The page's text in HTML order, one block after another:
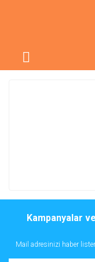
Kampanyalar
Mail adresinizi haber